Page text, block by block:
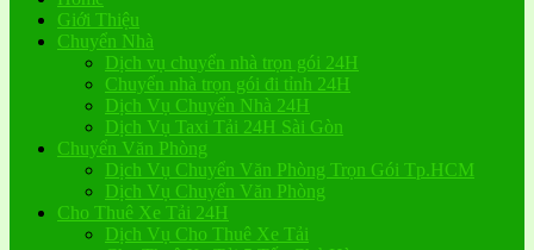
Giới Thiệu
Chuyển Nhà
Dịch vụ chuyển nhà trọn gói 24H
Chuyển nhà trọn gói đi tỉnh 24H
Dịch Vụ Chuyển Nhà 24H
Dịch Vụ Taxi Tải 24H Sài Gòn
Chuyển Văn Phòng
Dịch Vụ Chuyển Văn Phòng Trọn Gói Tp.HCM
Dịch Vụ Chuyển Văn Phòng
Cho Thuê Xe Tải 24H
Dịch Vụ Cho Thuê Xe Tải